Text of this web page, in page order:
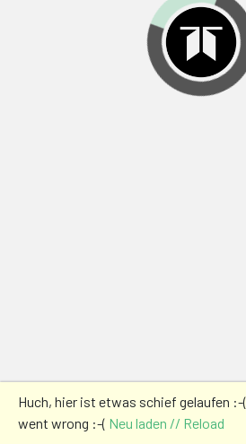
Huch, hier ist etwas schief gelaufen
went wrong :-( Neu laden // Reload